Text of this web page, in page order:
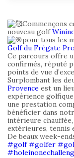
Commençons
nouveau golf
pour tous les
Golf du Frégate
Ce parcours offre
confirmés, réputé
points de vue
Surplombant les
Provence est un
expérience
une prestation
bénéficier dans
intérieure
extérieures, tennis
De beaux week-
#golf #golfer